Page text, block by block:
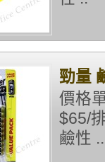
勁量
價格
$65/
鹼性 ..